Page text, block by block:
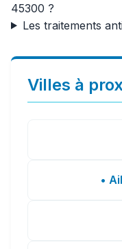
45300 ?
Les traitements
Villes à
•